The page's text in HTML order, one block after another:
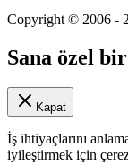
Copyright © 2006 -
Sana özel
Kapat
İş ihtiyaçlarını
iyileştirmek için